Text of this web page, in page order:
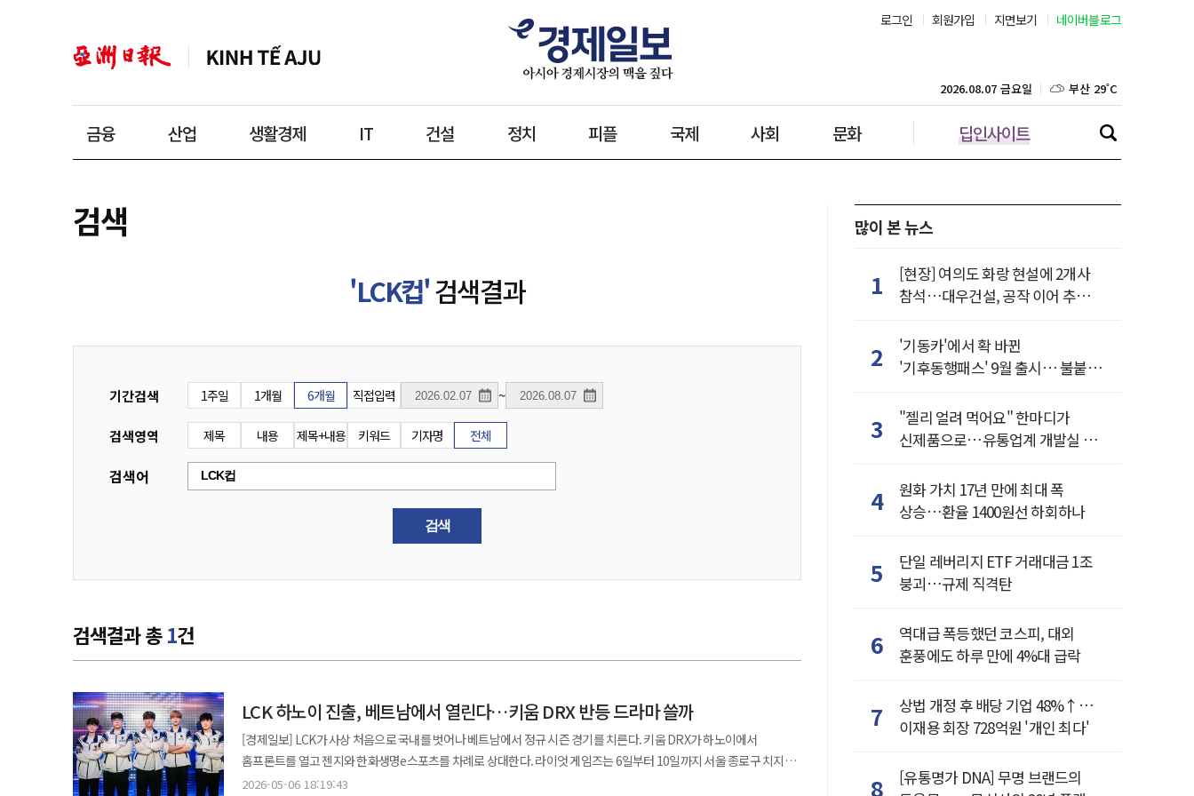
로그인 회원가입 지면보기 네이버블로그
금융 산업 생활경제 IT 건설 정치 피플 국제 사회 문화 딥인사이트
2026.08.07 금요일 대구 30˚C
인천 31˚C
울산 28˚C
검색
'LCK컵'검색결과
기간검색 1주일 1개월 6개월 직접입력 ~
검색영역 제목 내용 제목+내용 키워드 기자명 전체
검색어
검색
검색결과 총1건
LCK 하노이 진출, 베트남에서 열린다…키움 DRX 반등 드라마 쓸까
[경제일보] LCK가 사상 처음으로 국내를 벗어나 베트남에서 정규 시즌 경기를 치른다. 키움 DRX가 하노이에서
홈프론트를 열고 젠지와 한화생명e스포츠를 차례로 상대한다. 라이엇 게임즈는 6일부터 10일까지 서울 종로구 치지직
롤파크 LCK 아레나와 베트남 하노이 전시센터에서 2026 LCK 정규 시즌 6주차 경기를 진행한다고 밝혔다. 이번
2026-05-06 18:19:43
많이 본 뉴스
1
[현장] 여의도 화랑 현설에 2개사
참석…대우건설, 공작 이어 추가
2
'기동카'에서 확 바뀐
'기후동행패스' 9월 출시… 불붙은
3
"젤리 얼려 먹어요" 한마디가
신제품으로…유통업계 개발실 된
4
원화 가치 17년 만에 최대 폭
상승…환율 1400원선 하회하나
5
단일 레버리지 ETF 거래대금 1조
붕괴…규제 직격탄
6
역대급 폭등했던 코스피, 대외
훈풍에도 하루 만에 4%대 급락
7
상법 개정 후 배당 기업 48%↑…
이재용 회장 728억원 '개인 최다'
8
[유통명가 DNA] 무명 브랜드의